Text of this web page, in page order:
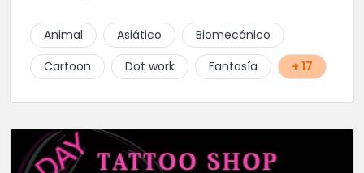
Animal Asiático
Biomecánico
Cartoon
Dot work Fantasía + 17